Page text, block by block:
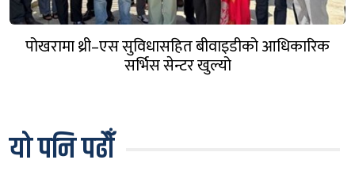
पोखरामा थ्री–एस सुविधासहित बीवाइडीको आधिकारिक
सर्भिस सेन्टर खुल्यो
यो पनि पढौँ